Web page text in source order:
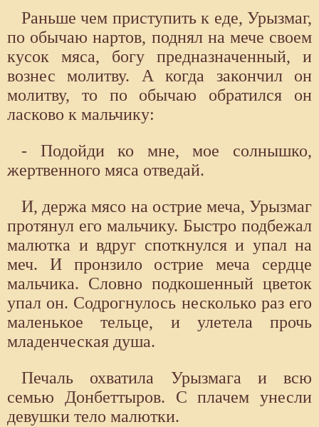
Раньше чем приступить к еде, Урызмаг,
по обычаю нартов, поднял на мече своем
кусок мяса, богу предназначенный, и
вознес молитву. А когда закончил он
молитву, то по обычаю обратился он
ласково к мальчику:
- Подойди ко мне, мое солнышко,
жертвенного мяса отведай.
И, держа мясо на острие меча, Урызмаг
протянул его мальчику. Быстро подбежал
малютка и вдруг споткнулся и упал на
меч. И пронзило острие меча сердце
мальчика. Словно подкошенный цветок
упал он. Содрогнулось несколько раз его
маленькое тельце, и улетела прочь
младенческая душа.
Печаль охватила Урызмага и всю
семью Донбеттыров. С плачем унесли
девушки тело малютки.